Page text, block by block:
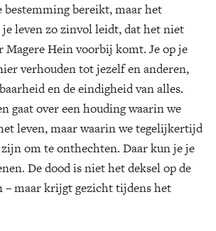
bestemming bereikt, maar het
leven zo zinvol leidt, dat het niet
Magere Hein voorbij komt. Je op je
verhouden tot jezelf en anderen,
en de eindigheid van alles.
gaat over een houding waarin we
leven, maar waarin we tegelijkertijd
om te onthechten. Daar kun je je
De dood is niet het deksel op de
– maar krijgt gezicht tijdens het